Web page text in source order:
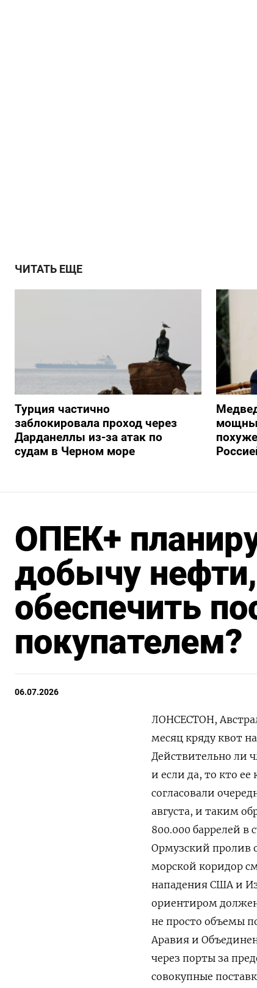
ЧИТАТЬ ЕЩЕ
Турция частично
заблокировала проход через
Дарданеллы из-за атак по
судам в Черном море
ОПЕК+
добычу
обеспечить
покупателем?
06.07.2026
ЛОНСЕСТОН,
месяц кряду квот
Действительно ли
и если да, то кто
согласовали
августа, и таким
‌800.000 баррелей в
Ормузский пролив
морской коридор
нападения США и
ориентиром
не просто объемы
Аравия ​и
через порты за
совокупные